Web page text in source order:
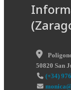
50820 San
(+34)